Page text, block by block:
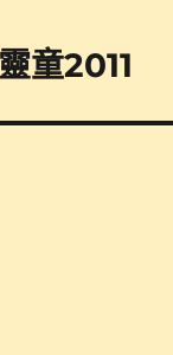
童2011